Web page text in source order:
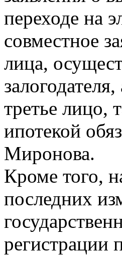
переходе на
совместное
лица,
третье лицо,
ипотекой
Миронова.
Кроме того,
последних
регистрации